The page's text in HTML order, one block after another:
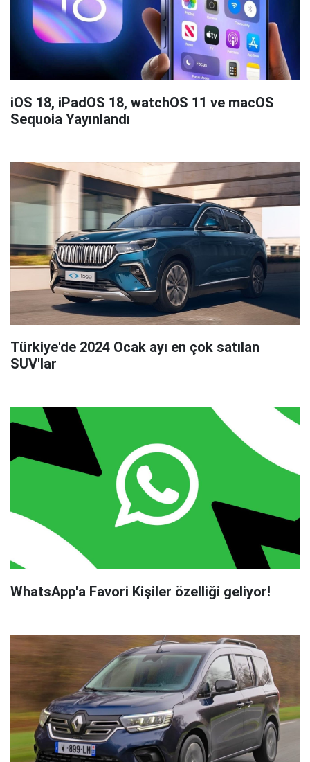
iOS 18, iPadOS 18, watchOS 11 ve macOS
Sequoia Yayınlandı
Türkiye'de 2024 Ocak ayı en çok satılan
SUV'lar
WhatsApp'a Favori Kişiler özelliği geliyor!